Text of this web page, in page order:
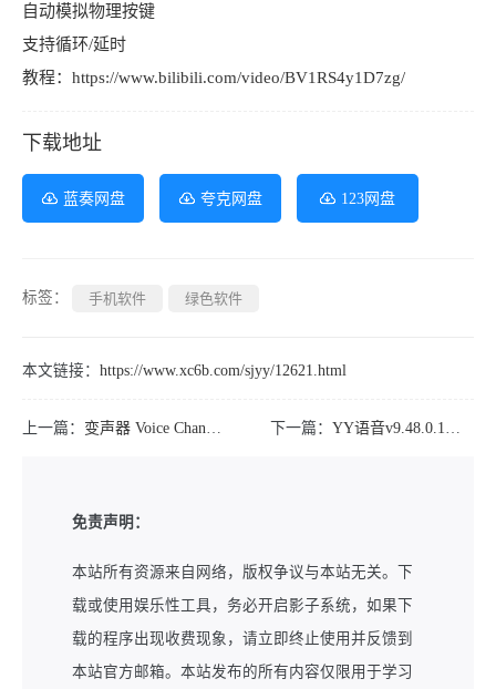
自动模拟物理按键
支持循环/延时
教程：https://www.bilibili.com/video/BV1RS4y1D7zg/
下载地址
蓝奏网盘 夸克网盘 123网盘
标签： 手机软件 绿色软件
本文链接： https://www.xc6b.com/sjyy/12621.html
上一篇： 变声器 Voice Changer v1.02.93 高级版 下一篇：YY语音v9.48.0.1去广告多开绿化版
免责声明：
本站所有资源来自网络，版权争议与本站无关。下
载或使用娱乐性工具，务必开启影子系统，如果下
载的程序出现收费现象，请立即终止使用并反馈到
本站官方邮箱。本站发布的所有内容仅限用于学习